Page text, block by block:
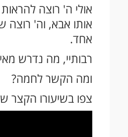
אולי ה' רוצה
אותו אבא, וה' רוצה
אחד.
רבותיי, מה נדרש
ומה הקשר לחמה?
צפו בשיעורו הקצר